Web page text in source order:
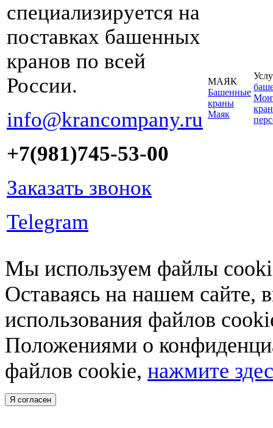
специализируется на
поставках башенных
кранов по всей
России.
info@krancompany.ru
+7(981)745-53-00
Заказать звонок
Telegram
МАЯК
Башенные
краны
Маяк
Мы используем файлы
Оставаясь на нашем сайте,
использования файлов
Положениями о
файлов cookie, нажмите
Я согласен